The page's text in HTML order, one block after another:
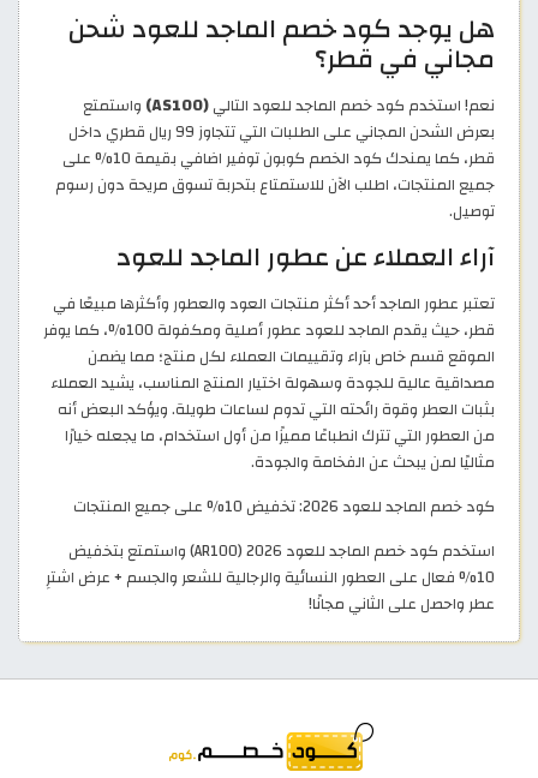
هل يوجد كود خصم الماجد للعود شحن
مجاني في قطر؟
نعم! استخدم كود خصم الماجد للعود التالي(AS100)
واستمتع
بعرض الشحن المجاني على الطلبات التي تتجاوز 99 ريال قطري داخل
قطر، كما يمنحك كود الخصم كوبون توفير اضافي بقيمة 10% على
جميع المنتجات، اطلب الآن للاستمتاع بتحربة تسوق مريحة دون رسوم
توصيل.
آراء العملاء عن عطور الماجد للعود
تعتبر عطور الماجد أحد أكثر منتجات العود والعطور وأكثرها مبيعًا في
قطر، حيث يقدم الماجد للعود عطور أصلية ومكفولة 100%، كما يوفر
الموقع قسم خاص بآراء وتقييمات العملاء لكل منتج؛ مما يضمن
مصداقية عالية للجودة وسهولة اختيار المنتج المناسب، يشيد العملاء
بثبات العطر وقوة رائحته التي تدوم لساعات طويلة. ويؤكد البعض أنه
من العطور التي تترك انطباعًا مميزًا من أول استخدام، ما يجعله خيارًا
مثاليًا لمن يبحث عن الفخامة والجودة.
كود خصم الماجد للعود 2026: تخفيض 10% على جميع المنتجات
استخدم كود خصم الماجد للعود 2026 (AR100) واستمتع بتخفيض
10% فعال على العطور النسائية والرجالية للشعر والجسم + عرض اشترِ
عطر واحصل على الثاني مجانًا!